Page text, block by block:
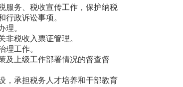
服务、税收宣传工作，保护纳税
行政诉讼事项。
理。
非税收入票证管理。
理工作。
及上级工作部署情况的督查督
，承担税务人才培养和干部教育